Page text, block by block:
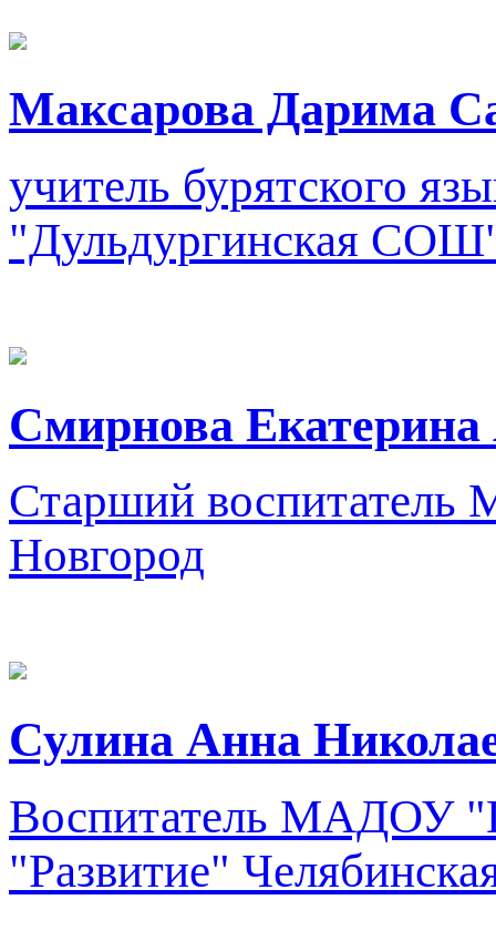
Максарова Дарима
учитель бурятского
"Дульдургинская
Смирнова Екатерина
Старший воспитатель
Новгород
Сулина Анна
Воспитатель МАДОУ
"Развитие"